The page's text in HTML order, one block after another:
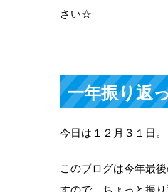
さい☆
一年振り返
今日は１２月３１日。
このブログは今年最